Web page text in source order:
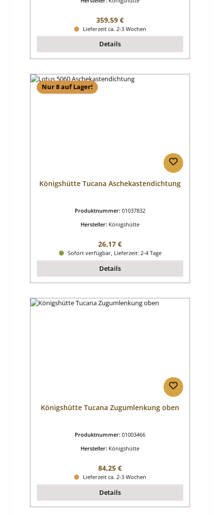
Regulärer Preis:
359,59 €
Lieferzeit ca. 2-3 Wochen
Details
Nur 8 auf Lager!
Königshütte Tucana Aschekastendichtung
Produktnummer: 01037832
Hersteller: Königshütte
Regulärer Preis:
26,17 €
Sofort verfügbar, Lieferzeit: 2-4 Tage
Details
Königshütte Tucana Zugumlenkung oben
Produktnummer: 01003466
Hersteller: Königshütte
Regulärer Preis:
84,25 €
Lieferzeit ca. 2-3 Wochen
Details